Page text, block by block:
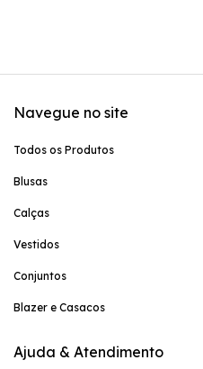
Navegue no site
Todos os Produtos
Blusas
Calças
Vestidos
Conjuntos
Blazer e Casacos
Ajuda & Atendimento